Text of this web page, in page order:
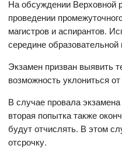
На обсуждении Верховной
проведении
магистров и аспирантов.
середине
Экзамен призван выявить
возможность уклониться
В случае провала
вторая попытка также
будут отчислять. В этом
отсрочку.